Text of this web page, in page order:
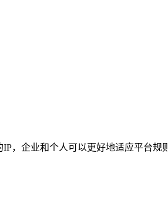
，企业和个人可以更好地适应平台规